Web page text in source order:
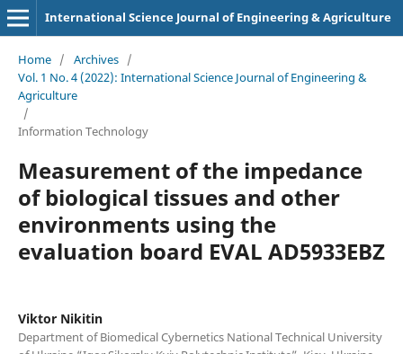
International Science Journal of Engineering & Agriculture
Home / Archives /
Vol. 1 No. 4 (2022): International Science Journal of Engineering &
Agriculture
/
Information Technology
Measurement of the impedance
of biological tissues and other
environments using the
evaluation board EVAL AD5933EBZ
Viktor Nikitin
Department of Biomedical Cybernetics National Technical University